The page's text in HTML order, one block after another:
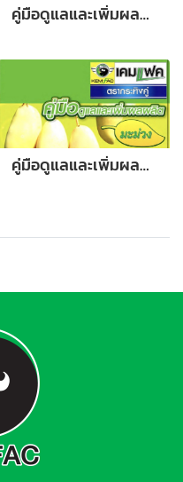
คู่มือดูแลและเพิ่มผลผลิต มะเขือเทศ
คู่มือดูแลและเพิ่มผลผลิต มะม่วง